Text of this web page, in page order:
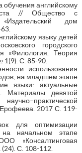
английскому
// Общество с
«Издательский дом
языку детей
городского
«Филология. Теория
1(9). С. 85-90.
использования
на младшем этапе
языки: актуальные
Материалы девятой
2017 С. 119-
для оптимизации
начальном этапе
«Консалтинговая
С. 108-112.